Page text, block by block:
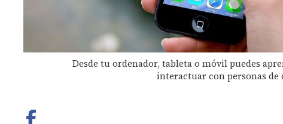
Desde tu ordenador, tableta o móvil puedes
interactuar con personas de